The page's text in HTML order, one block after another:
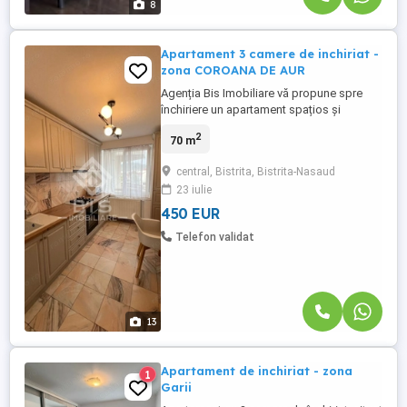
8
13
Apartament 3 camere de inchiriat -
zona COROANA DE AUR
Agenția Bis Imobiliare vă propune spre
închiriere un apartament spațios și
ideal pentru o familie sau pentru cei care
punctele de interes. Detalii proprietate:
Suprafață utilă: 70 mp Compartimentare: 2
dormitoare, ...
70 m2
central, Bistrita, Bistrita-Nasaud
23 iulie
450 EUR
Telefon validat
1
Apartament de inchiriat - zona
Garii